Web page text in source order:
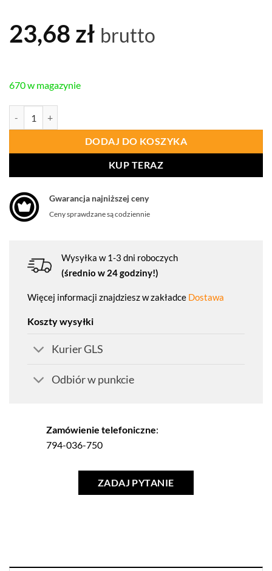
23,68 zł brutto
670 w magazynie
DODAJ DO KOSZYKA
KUP TERAZ
Gwarancja najniższej ceny
Ceny sprawdzane są codziennie
Wysyłka w 1-3 dni roboczych
(średnio w 24 godziny!)
Więcej informacji znajdziesz w zakładce Dostawa
Koszty wysyłki
Kurier GLS
Odbiór w punkcie
Zamówienie telefoniczne:
794-036-750
ZADAJ PYTANIE